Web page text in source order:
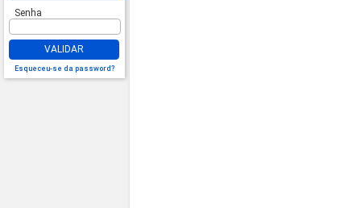
Senha
VALIDAR
Esqueceu-se da password?